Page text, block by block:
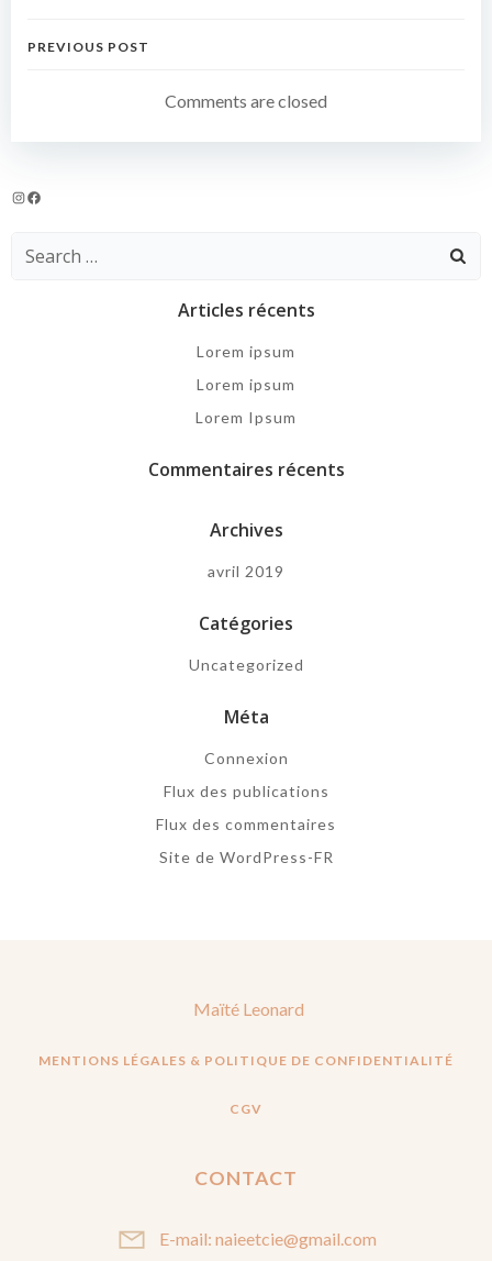
Navigation
l’article
PREVIOUS POST
Comments are closed
Instagram
Facebook
Search
Articles récents
Lorem ipsum
Lorem ipsum
Lorem Ipsum
Commentaires récents
Archives
avril 2019
Catégories
Uncategorized
Méta
Connexion
Flux des publications
Flux des commentaires
Site de WordPress-FR
Maïté Leonard
MENTIONS LÉGALES & POLITIQUE DE CONFIDENTIALITÉ
CGV
CONTACT
E-mail: naieetcie@gmail.com